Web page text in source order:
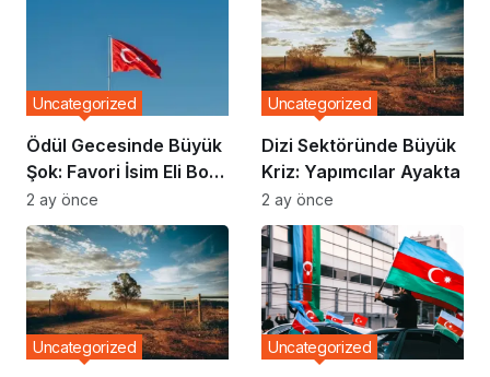
Ödül Gecesinde Büyük
Şok: Favori İsim Eli Boş
Döndü
Uncategorized
2 ay önce
Dizi Sektöründe Büyük
Kriz: Yapımcılar Ayakta
Uncategorized
2 ay önce
Uncategorized Uncategorized